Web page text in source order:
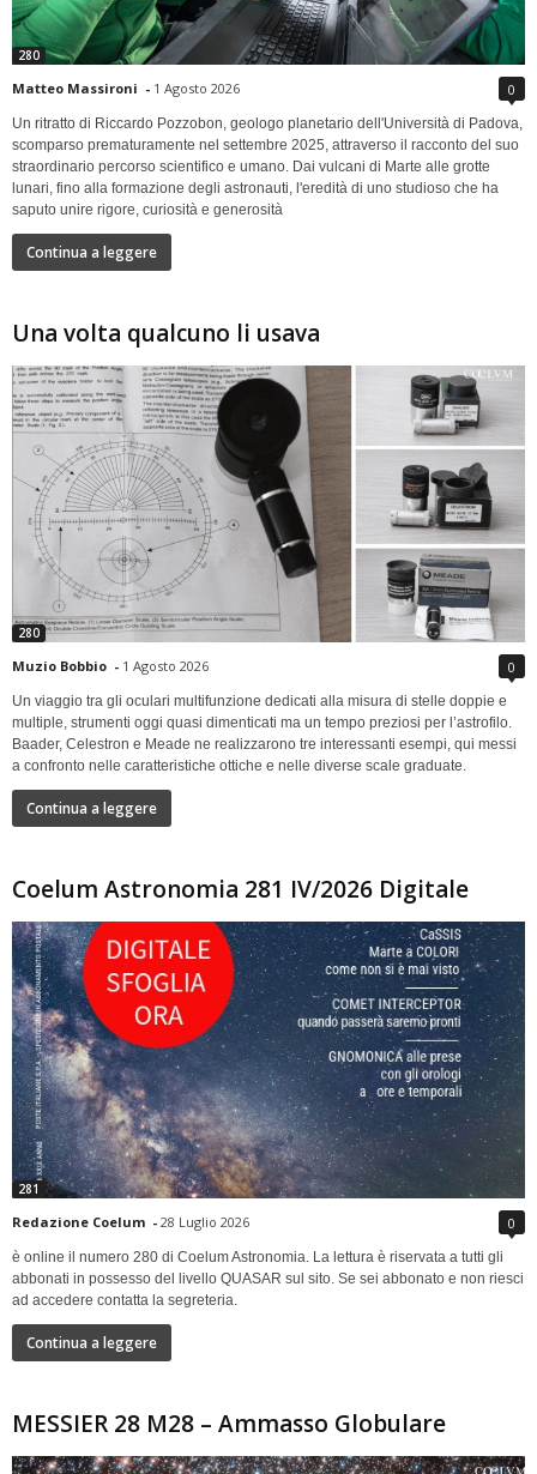
280
Matteo Massironi - 1 Agosto 2026 0
Un ritratto di Riccardo Pozzobon, geologo planetario dell'Università di Padova,
scomparso prematuramente nel settembre 2025, attraverso il racconto del suo
straordinario percorso scientifico e umano. Dai vulcani di Marte alle grotte
lunari, fino alla formazione degli astronauti, l'eredità di uno studioso che ha
saputo unire rigore, curiosità e generosità
Continua a leggere
Una volta qualcuno li usava
280
Muzio Bobbio - 1 Agosto 2026 0
Un viaggio tra gli oculari multifunzione dedicati alla misura di stelle doppie e
multiple, strumenti oggi quasi dimenticati ma un tempo preziosi per l’astrofilo.
Baader, Celestron e Meade ne realizzarono tre interessanti esempi, qui messi
a confronto nelle caratteristiche ottiche e nelle diverse scale graduate.
Continua a leggere
Coelum Astronomia 281 IV/2026 Digitale
281
Redazione Coelum - 28 Luglio 2026 0
è online il numero 280 di Coelum Astronomia. La lettura è riservata a tutti gli
abbonati in possesso del livello QUASAR sul sito. Se sei abbonato e non riesci
ad accedere contatta la segreteria.
Continua a leggere
MESSIER 28 M28 – Ammasso Globulare